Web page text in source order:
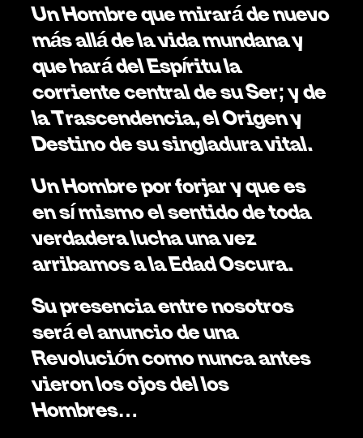
Un Hombre que mirará de nuevo
más allá de la vida mundana y
que hará del Espíritu la
corriente central de su Ser; y de
la Trascendencia, el Origen y
Destino de su singladura vital.
Un Hombre por forjar y que es
en sí mismo el sentido de toda
verdadera lucha una vez
arribamos a la Edad Oscura.
Su presencia entre nosotros
será el anuncio de una
Revolución como nunca antes
vieron los ojos del los
Hombres…